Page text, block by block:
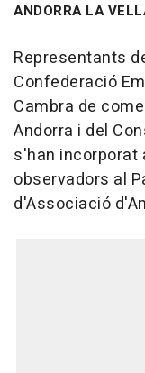
ANDORRA LA
Representants
Confederació
Cambra de
Andorra i del
s'han incorporat
observadors al
d'Associació